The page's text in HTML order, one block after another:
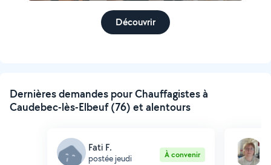
Découvrir
Dernières demandes pour Chauffagistes à
Caudebec-lès-Elbeuf (76) et alentours
Fati F.
postée jeudi À convenir